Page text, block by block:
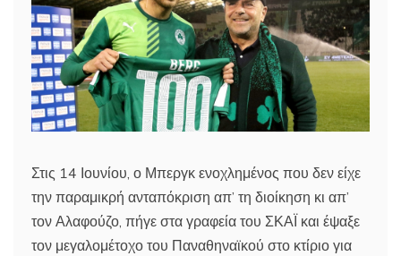
Στις 14 Ιουνίου, ο Μπεργκ ενοχλημένος που δεν είχε
την παραμικρή ανταπόκριση απ’ τη διοίκηση κι απ’
τον Αλαφούζο, πήγε στα γραφεία του ΣΚΑΪ και έψαξε
τον μεγαλομέτοχο του Παναθηναϊκού στο κτίριο για